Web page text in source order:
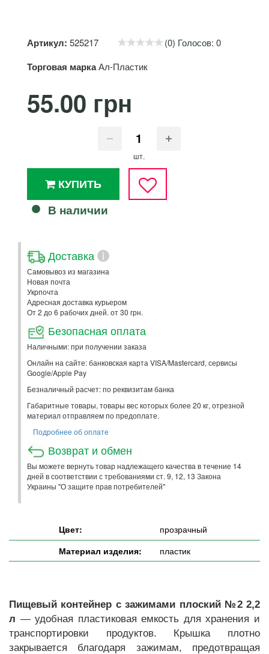
Артикул: 525217 (0) Голосов: 0
Торговая маркаАл-Пластик
55.00 грн
шт.
КУПИТЬ
В наличии
Доставка i
Самовывоз из магазина
Новая почта
Укрпочта
Адресная доставка курьером
От 2 до 6 рабочих дней. от 30 грн.
Безопасная оплата
Наличными: при получении заказа
Онлайн на сайте: банковская карта VISA/Mastercard, сервисы
Google/Apple Pay
Безналичный расчет: по реквизитам банка
Габаритные товары, товары вес которых более 20 кг, отрезной
материал отправляем по предоплате.
Подробнее об оплате
Возврат и обмен
Вы можете вернуть товар надлежащего качества в течение 14
дней в соответствии с требованиями ст. 9, 12, 13 Закона
Украины "О защите прав потребителей"
Цвет:
прозрачный
Материал изделия:
пластик
Пищевый контейнер с зажимами плоский №2 2,2
л — удобная пластиковая емкость для хранения и
транспортировки продуктов. Крышка плотно
закрывается благодаря зажимам, предотвращая